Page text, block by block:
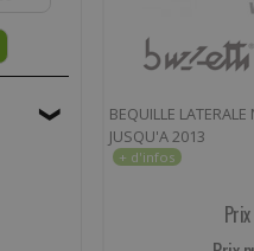
BEQUILLE
JUSQU'A 2013
❯